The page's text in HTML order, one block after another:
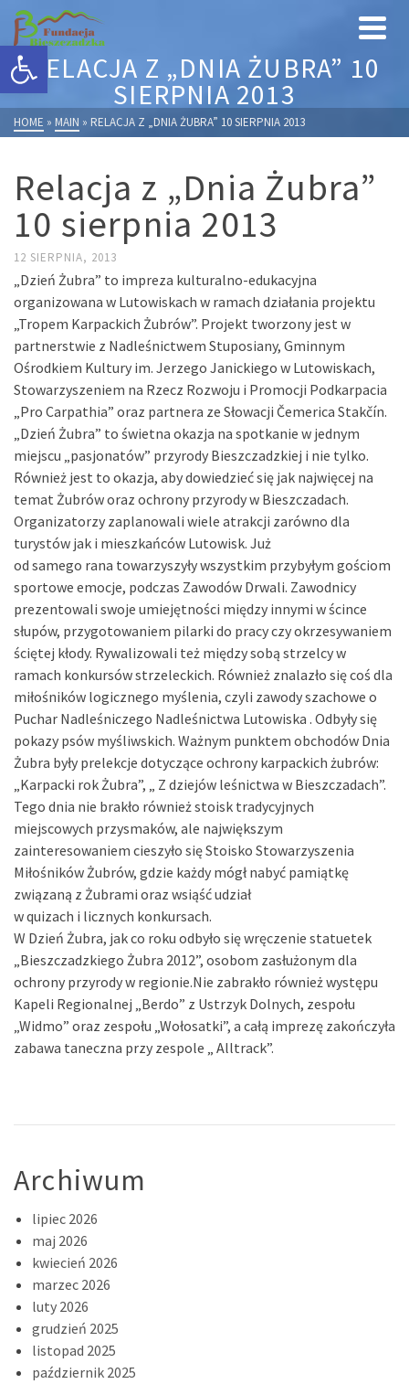
Otwórz pasek narzędzi
RELACJA Z „DNIA ŻUBRA” 10
SIERPNIA 2013
HOME » MAIN » RELACJA Z „DNIA ŻUBRA” 10 SIERPNIA 2013
Relacja z „Dnia Żubra”
10 sierpnia 2013
12 SIERPNIA, 2013
„Dzień Żubra” to impreza kulturalno-edukacyjna
organizowana w Lutowiskach w ramach działania projektu
„Tropem Karpackich Żubrów”. Projekt tworzony jest w
partnerstwie z Nadleśnictwem Stuposiany, Gminnym
Ośrodkiem Kultury im. Jerzego Janickiego w Lutowiskach,
Stowarzyszeniem na Rzecz Rozwoju i Promocji Podkarpacia
„Pro Carpathia” oraz partnera ze Słowacji Čemerica Stakčín.
„Dzień Żubra” to świetna okazja na spotkanie w jednym
miejscu „pasjonatów” przyrody Bieszczadzkiej i nie tylko.
Również jest to okazja, aby dowiedzieć się jak najwięcej na
temat Żubrów oraz ochrony przyrody w Bieszczadach.
Organizatorzy zaplanowali wiele atrakcji zarówno dla
turystów jak i mieszkańców Lutowisk. Już
od samego rana towarzyszyły wszystkim przybyłym gościom
sportowe emocje, podczas Zawodów Drwali. Zawodnicy
prezentowali swoje umiejętności między innymi w ścince
słupów, przygotowaniem pilarki do pracy czy okrzesywaniem
ściętej kłody. Rywalizowali też między sobą strzelcy w
ramach konkursów strzeleckich. Również znalazło się coś dla
miłośników logicznego myślenia, czyli zawody szachowe o
Puchar Nadleśniczego Nadleśnictwa Lutowiska . Odbyły się
pokazy psów myśliwskich. Ważnym punktem obchodów Dnia
Żubra były prelekcje dotyczące ochrony karpackich żubrów:
„Karpacki rok Żubra”, „ Z dziejów leśnictwa w Bieszczadach”.
Tego dnia nie brakło również stoisk tradycyjnych
miejscowych przysmaków, ale największym
zainteresowaniem cieszyło się Stoisko Stowarzyszenia
Miłośników Żubrów, gdzie każdy mógł nabyć pamiątkę
związaną z Żubrami oraz wsiąść udział
w quizach i licznych konkursach.
W Dzień Żubra, jak co roku odbyło się wręczenie statuetek
„Bieszczadzkiego Żubra 2012”, osobom zasłużonym dla
ochrony przyrody w regionie.Nie zabrakło również występu
Kapeli Regionalnej „Berdo” z Ustrzyk Dolnych, zespołu
„Widmo” oraz zespołu „Wołosatki”, a całą imprezę zakończyła
zabawa taneczna przy zespole „ Alltrack”.
Archiwum
lipiec 2026
maj 2026
kwiecień 2026
marzec 2026
luty 2026
grudzień 2025
listopad 2025
październik 2025